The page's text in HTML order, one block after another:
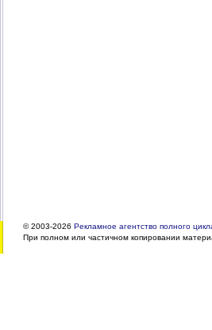
© 2003-2026 Рекламное агентство полного
При полном или частичном копировании